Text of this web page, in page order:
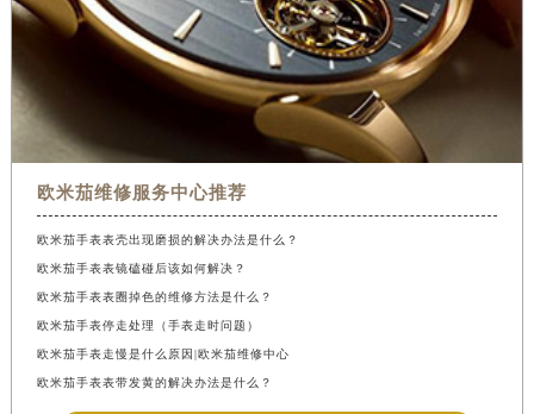
欧米茄维修服务中心推荐
欧米茄手表表壳出现磨损的解决办法是什么？
欧米茄手表表镜磕碰后该如何解决？
欧米茄手表表圈掉色的维修方法是什么？
欧米茄手表停走处理（手表走时问题）
欧米茄手表走慢是什么原因|欧米茄维修中心
欧米茄手表表带发黄的解决办法是什么？